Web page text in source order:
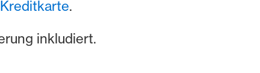
.
inkludiert.